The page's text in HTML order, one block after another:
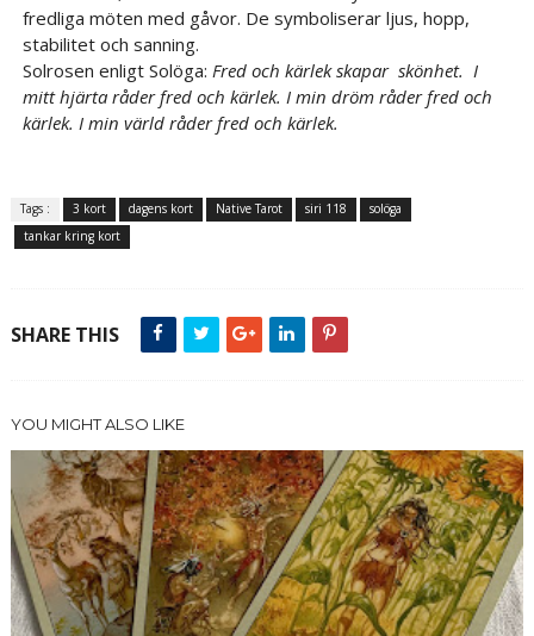
fredliga möten med gåvor. De symboliserar ljus, hopp,
stabilitet och sanning.
Solrosen enligt Solöga: Fred och kärlek skapar skönhet. I
mitt hjärta råder fred och kärlek. I min dröm råder fred och
kärlek. I min värld råder fred och kärlek.
Tags : 3 kort dagens kort Native Tarot siri 118
solöga
tankar kring kort
SHARE THIS
YOU MIGHT ALSO LIKE